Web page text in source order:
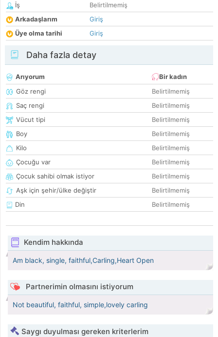
İş
Belirtilmemiş
Arkadaşlarım
Giriş
Üye olma tarihi
Giriş
Daha fazla detay
Arıyorum
Bir kadın
Göz rengi
Belirtilmemiş
Saç rengi
Belirtilmemiş
Vücut tipi
Belirtilmemiş
Boy
Belirtilmemiş
Kilo
Belirtilmemiş
Çocuğu var
Belirtilmemiş
Çocuk sahibi olmak istiyor
Belirtilmemiş
Aşk için şehir/ülke değiştir
Belirtilmemiş
Din
Belirtilmemiş
Kendim hakkında
Am black, single, faithful,Carling,Heart Open
Partnerimin olmasını istiyorum
Not beautiful, faithful, simple,lovely carling
Saygı duyulması gereken kriterlerim